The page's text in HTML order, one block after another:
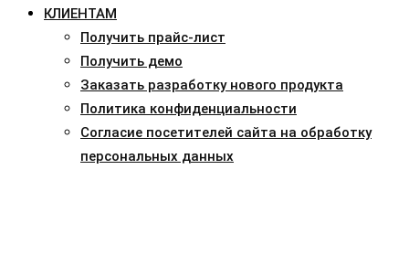
КЛИЕНТАМ
Получить прайс-лист
Получить демо
Заказать разработку нового продукта
Политика конфиденциальности
Согласие посетителей сайта на обработку
персональных данных